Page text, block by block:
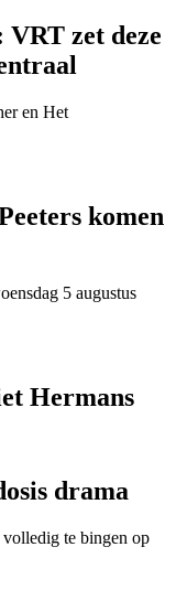
zet deze
en Het
komen
5 augustus
Hermans
drama
te bingen op